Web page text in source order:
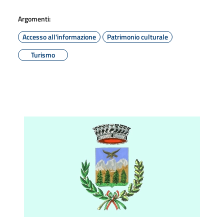
Argomenti:
Accesso all'informazione
Patrimonio culturale
Turismo